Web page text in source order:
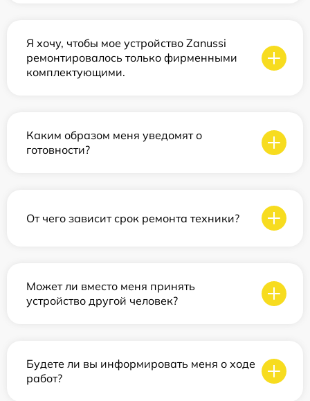
Я хочу, чтобы мое устройство Zanussi
ремонтировалось только фирменными
комплектующими.
Каким образом меня уведомят о
готовности?
От чего зависит срок ремонта техники?
Может ли вместо меня принять
устройство другой человек?
Будете ли вы информировать меня о ходе
работ?